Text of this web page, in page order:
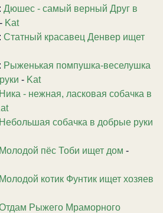
Дюшес - самый верный Друг в
- Kat
Статный красавец Денвер ищет
Рыженькая помпушка-веселушка
- Kat
Ника - нежная, ласковая собачка в
Небольшая собачка в добрые руки
Молодой пёс Тоби ищет дом -
Молодой котик Фунтик ищет хозяев
Рыжего Мраморного